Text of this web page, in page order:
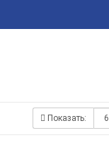
Показать: